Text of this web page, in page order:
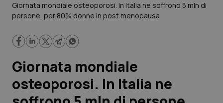
Governo e Parlamento
Regioni e Asl
Lavoro e Professioni
Scienza e Farmaci
Giornata mondiale osteoporosi. In Italia ne soffrono 5 mln di
persone, per 80% donne in post menopausa
Giornata mondiale
osteoporosi. In Italia ne